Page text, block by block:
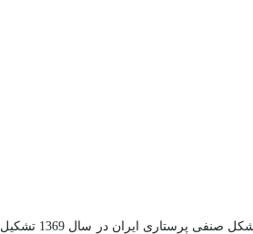
انجمن پرستاری ایران اولین تشکل صنفی پرستاری ایران در سال 1369 تشکیل